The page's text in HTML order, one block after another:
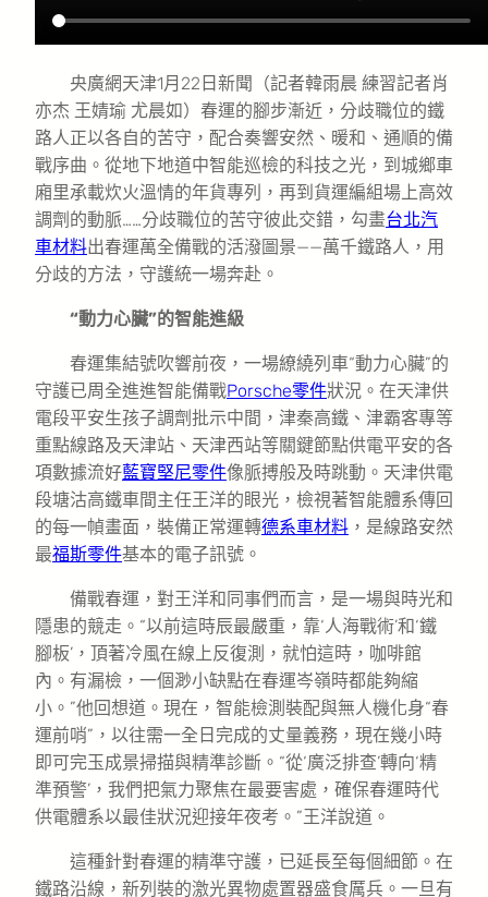
央廣網天津1月22日新聞（記者韓雨晨 練習記者肖
亦杰 王婧瑜 尤晨如）春運的腳步漸近，分歧職位的鐵
路人正以各自的苦守，配合奏響安然、暖和、通順的備
戰序曲。從地下地道中智能巡檢的科技之光，到城鄉車
廂里承載炊火溫情的年貨專列，再到貨運編組場上高效
調劑的動脈……分歧職位的苦守彼此交錯，勾畫台北汽
車材料出春運萬全備戰的活潑圖景——萬千鐵路人，用
分歧的方法，守護統一場奔赴。
“動力心臟”的智能進級
春運集結號吹響前夜，一場繚繞列車“動力心臟”的
守護已周全進進智能備戰Porsche零件狀況。在天津供
電段平安生孩子調劑批示中間，津秦高鐵、津霸客專等
重點線路及天津站、天津西站等關鍵節點供電平安的各
項數據流好藍寶堅尼零件像脈搏般及時跳動。天津供電
段塘沽高鐵車間主任王洋的眼光，檢視著智能體系傳回
的每一幀畫面，裝備正常運轉德系車材料 ，是線路安然
最福斯零件基本的電子訊號。
備戰春運，對王洋和同事們而言，是一場與時光和
隱患的競走。“以前這時辰最嚴重，靠‘人海戰術’和‘鐵
腳板’，頂著冷風在線上反復測，就怕這時，咖啡館
內。有漏檢，一個渺小缺點在春運岑嶺時都能夠縮
小。”他回想道。現在，智能檢測裝配與無人機化身“春
運前哨”，以往需一全日完成的丈量義務，現在幾小時
即可完玉成景掃描與精準診斷。“從‘廣泛排查’轉向‘精
準預警’，我們把氣力聚焦在最要害處，確保春運時代
供電體系以最佳狀況迎接年夜考。”王洋說道。
這種針對春運的精準守護，已延長至每個細節。在
鐵路沿線，新列裝的激光異物處置器盛食厲兵。一旦有